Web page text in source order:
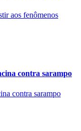
contra sarampo